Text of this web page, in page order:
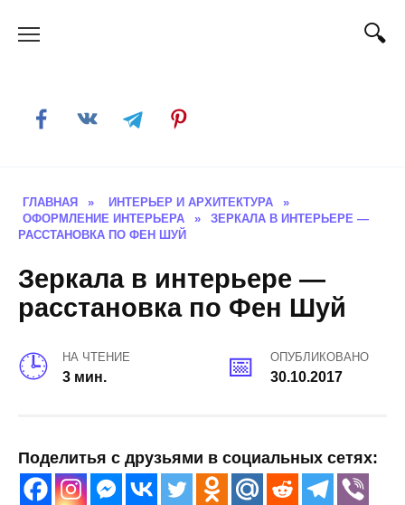
ГЛАВНАЯ » ИНТЕРЬЕР И АРХИТЕКТУРА
»
ОФОРМЛЕНИЕ ИНТЕРЬЕРА
»
ЗЕРКАЛА В ИНТЕРЬЕРЕ —
РАССТАНОВКА ПО ФЕН ШУЙ
Зеркала в интерьере —
расстановка по Фен Шуй
НА ЧТЕНИЕ
3 мин.
ОПУБЛИКОВАНО
30.10.2017
Поделитья с друзьями в социальных сетях: